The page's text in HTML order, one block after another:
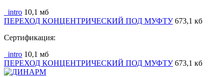
_intro 10,1 мб
ПЕРЕХОД КОНЦЕНТРИЧЕСКИЙ ПОД МУФТУ 673,1 кб
Сертификация:
_intro 10,1 мб
ПЕРЕХОД КОНЦЕНТРИЧЕСКИЙ ПОД МУФТУ 673,1 кб